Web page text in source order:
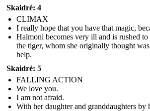
Skaidrė: 4
CLIMAX
I really hope that you have that magic,
Halmoni becomes very ill and is rushed
the tiger, whom she originally thought
help.
Skaidrė: 5
FALLING ACTION
We love you.
I am not afraid.
With her daughter and granddaughters by